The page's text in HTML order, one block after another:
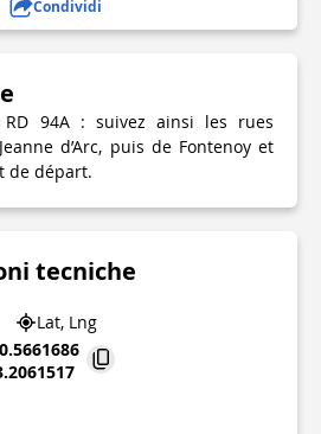
Condividi
94A : suivez ainsi les rues
d’Arc, puis de Fontenoy et
de départ.
tecniche
Lat, Lng